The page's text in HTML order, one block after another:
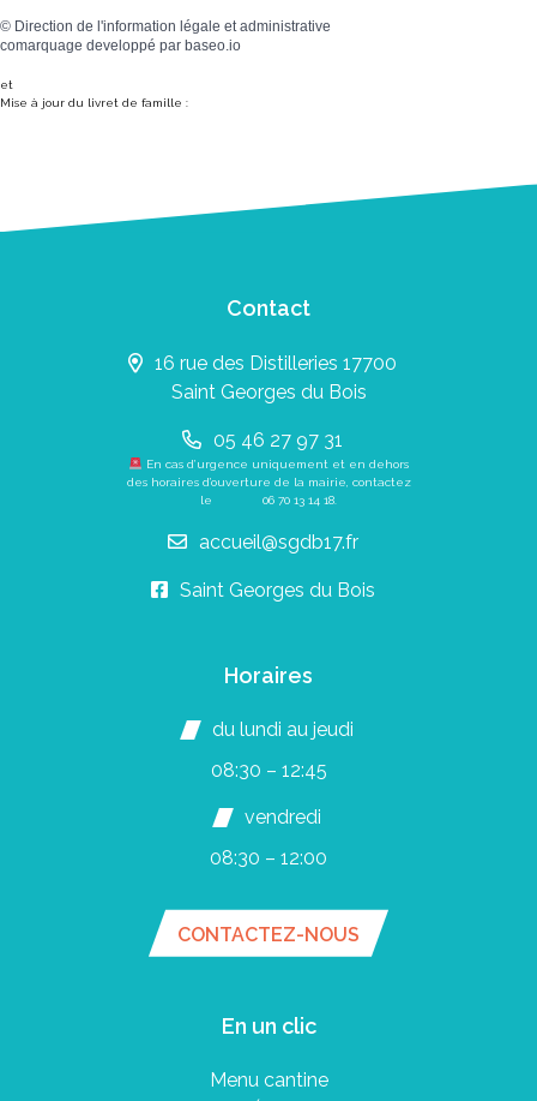
© Direction de l'information légale et administrative
comarquage developpé par baseo.io
et
Mise à jour du livret de famille :
Contact
16 rue des Distilleries 17700
Saint Georges du Bois
05 46 27 97 31
En cas d’urgence uniquement et en dehors
des horaires d’ouverture de la mairie, contactez
le 06 70 13 14 18
accueil@sgdb17.fr
Saint Georges du Bois
Horaires
du lundi au jeudi
08:30 – 12:45
vendredi
08:30 – 12:00
CONTACTEZ-NOUS
En un clic
Menu cantine